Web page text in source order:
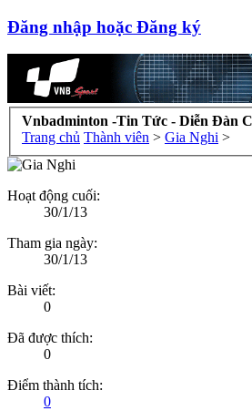
Đăng nhập hoặc Đăng ký
Vnbadminton -Tin Tức - Diễn Đàn
Trang chủ Thành viên > Gia Nghi >
Hoạt động cuối:
30/1/13
Tham gia ngày:
30/1/13
Bài viết:
0
Đã được thích:
0
Điểm thành tích:
0